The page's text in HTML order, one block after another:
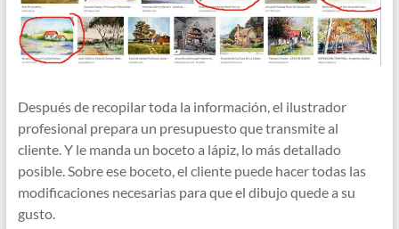
Después de recopilar toda la información, el ilustrador
profesional prepara un presupuesto que transmite al
cliente. Y le manda un boceto a lápiz, lo más detallado
posible. Sobre ese boceto, el cliente puede hacer todas las
modificaciones necesarias para que el dibujo quede a su
gusto.